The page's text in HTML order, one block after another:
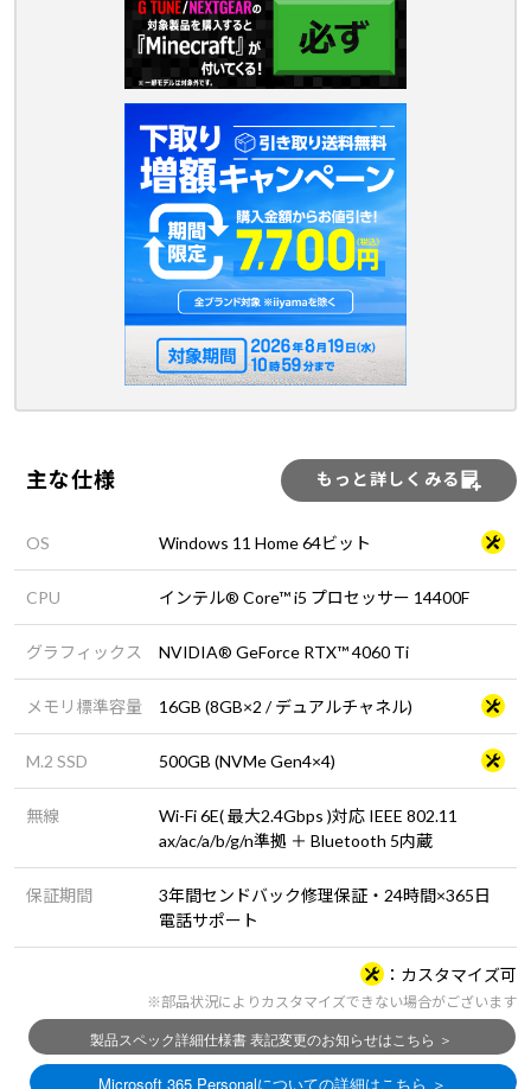
主な仕様 もっと詳しくみる
OS Windows 11 Home 64ビット
CPU インテル® Core™ i5 プロセッサー 14400F
グラフィックス NVIDIA® GeForce RTX™ 4060 Ti
メモリ標準容量 16GB (8GB×2 / デュアルチャネル)
M.2 SSD 500GB (NVMe Gen4×4)
無線
Wi-Fi 6E( 最大2.4Gbps )対応 IEEE 802.11
ax/ac/a/b/g/n準拠 ＋ Bluetooth 5内蔵
保証期間
3年間センドバック修理保証・24時間×365日
電話サポート
カスタマイズ可
※部品状況によりカスタマイズできない場合がございます